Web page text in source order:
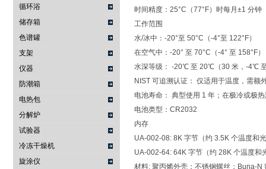
循环浴
储存箱
色谱罐
支架
仪器
防潮箱
电热包
分解炉
试验器
冷冻干燥机
旋涂仪
时间精度：25°C（77°F）时每月±1 分钟
工作范围
水/冰中：-20°至 50°C（-4°至 122°F）
在空气中：-20° 至 70°C（-4° 至 158°F）
水深等级： -20℃ 至 20℃（30 米，-4℃
NIST 可追溯认证： 仅适用于温度，需
电池寿命： 典型使用 1 年；在极冷或极
电池类型：CR2032
内存
UA-002-08: 8K 字节（约 3.5K 个温度和
UA-002-64: 64K 字节（约 28K 个温度和
材料: 聚丙烯外壳；不锈钢螺丝；Buna-N